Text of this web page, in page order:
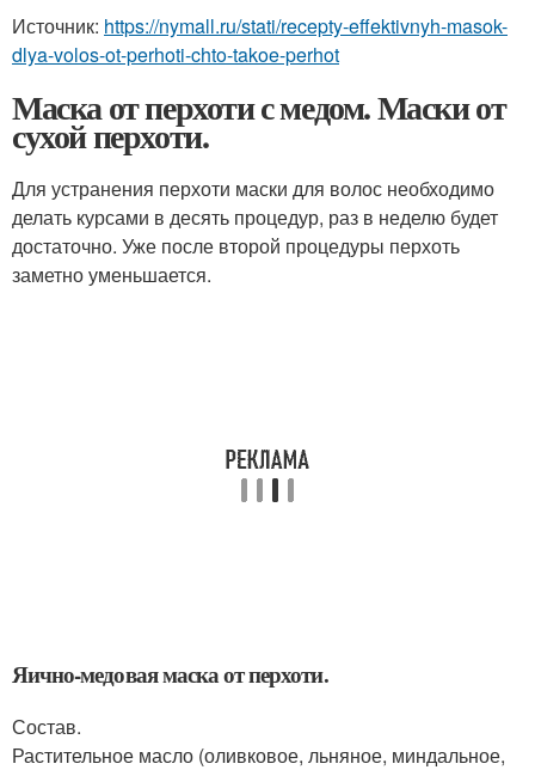
Источник: https://nymall.ru/stati/recepty-effektivnyh-masok-
dlya-volos-ot-perhoti-chto-takoe-perhot
Маска от перхоти с медом. Маски от
сухой перхоти.
Для устранения перхоти маски для волос необходимо
делать курсами в десять процедур, раз в неделю будет
достаточно. Уже после второй процедуры перхоть
заметно уменьшается.
Яично-медовая маска от перхоти.
Состав.
Растительное масло (оливковое, льняное, миндальное,